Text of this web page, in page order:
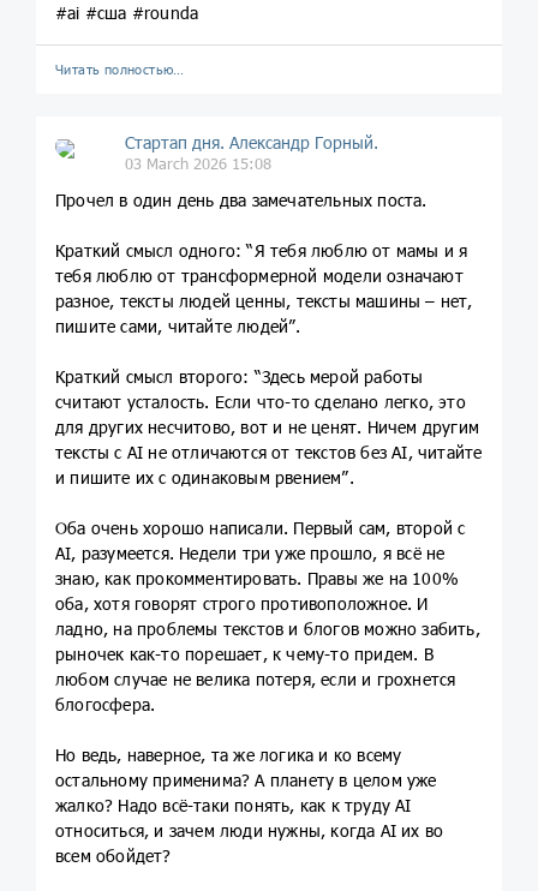
#ai #сша #rounda
Читать полностью…
Стартап дня. Александр Горный.
03 March 2026 15:08
Прочел в один день два замечательных поста.
Краткий смысл одного: “Я тебя люблю от мамы и я
тебя люблю от трансформерной модели означают
разное, тексты людей ценны, тексты машины – нет,
пишите сами, читайте людей”.
Краткий смысл второго: “Здесь мерой работы
считают усталость. Если что-то сделано легко, это
для других несчитово, вот и не ценят. Ничем другим
тексты с AI не отличаются от текстов без AI, читайте
и пишите их с одинаковым рвением”.
Оба очень хорошо написали. Первый сам, второй с
AI, разумеется. Недели три уже прошло, я всё не
знаю, как прокомментировать. Правы же на 100%
оба, хотя говорят строго противоположное. И
ладно, на проблемы текстов и блогов можно забить,
рыночек как-то порешает, к чему-то придем. В
любом случае не велика потеря, если и грохнется
блогосфера.
Но ведь, наверное, та же логика и ко всему
остальному применима? А планету в целом уже
жалко? Надо всё-таки понять, как к труду AI
относиться, и зачем люди нужны, когда AI их во
всем обойдет?